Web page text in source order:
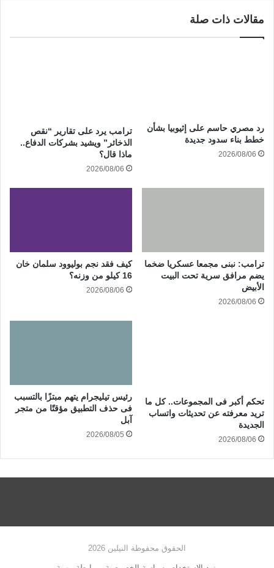
مقالات ذات صلة
رد مصري حاسم على إثيوبيا بشأن
خطط بناء سدود جديدة
2026/08/06
ترامب يرد على تقارير “نقص
الذخائر” ويشيد بشركات الدفاع..
ماذا قال؟
2026/08/06
ترامب: نبنى مجمعا عسكريا ضخما
يضم مرافق سرية تحت البيت
الأبيض
2026/08/06
كيف فقد نجم بوليوود سلمان خان
16 كيلو من وزنه؟
2026/08/06
تحكم أكبر فى المجموعات.. كل ما
تريد معرفته عن تحديثات واتساب
الجديدة
2026/08/06
رئيس تيليجرام يتهم مبتزًا بالتسبب
فى حذف التطبيق مؤقتًا من متجر
آبل
2026/08/05
الحقوق محفوظة النيلين 2026